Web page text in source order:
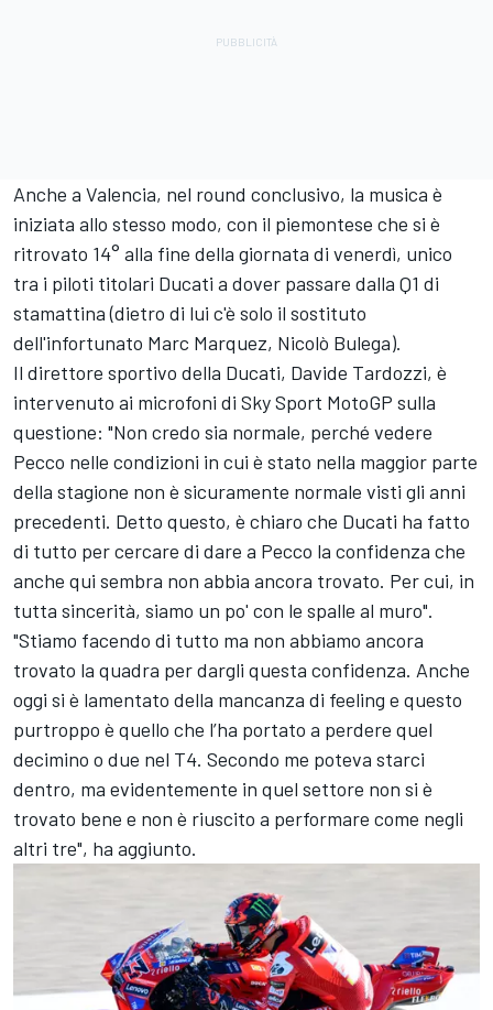
Anche a Valencia, nel round conclusivo, la musica è
iniziata allo stesso modo, con il piemontese che si è
ritrovato 14° alla fine della giornata di venerdì, unico
tra i piloti titolari Ducati a dover passare dalla Q1 di
stamattina (dietro di lui c'è solo il sostituto
dell'infortunato Marc Marquez, Nicolò Bulega).
Il direttore sportivo della Ducati, Davide Tardozzi, è
intervenuto ai microfoni di Sky Sport MotoGP sulla
questione: "Non credo sia normale, perché vedere
Pecco nelle condizioni in cui è stato nella maggior parte
della stagione non è sicuramente normale visti gli anni
precedenti. Detto questo, è chiaro che Ducati ha fatto
di tutto per cercare di dare a Pecco la confidenza che
anche qui sembra non abbia ancora trovato. Per cui, in
tutta sincerità, siamo un po' con le spalle al muro".
"Stiamo facendo di tutto ma non abbiamo ancora
trovato la quadra per dargli questa confidenza. Anche
oggi si è lamentato della mancanza di feeling e questo
purtroppo è quello che l’ha portato a perdere quel
decimino o due nel T4. Secondo me poteva starci
dentro, ma evidentemente in quel settore non si è
trovato bene e non è riuscito a performare come negli
altri tre", ha aggiunto.